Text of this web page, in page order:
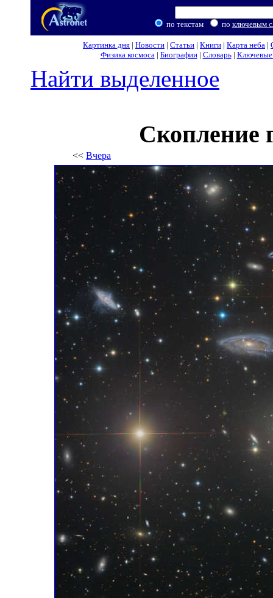
по текстам по ключевым
Картинка дня | Новости | Статьи | Книги | Карта неба |
Физика космоса| Биографии| Словарь| Ключевые
Найти выделенное
Скопление
<< Вчера